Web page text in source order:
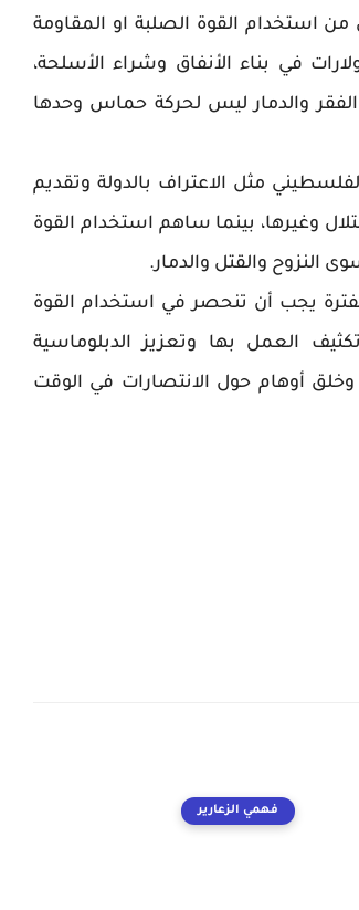
استخدام القوة الصلبة او المقاومة
في بناء الأنفاق وشراء الأسلحة،
الفقر والدمار ليس لحركة حماس وحدها
مثل الاعتراف بالدولة وتقديم
وغيرها، بينما ساهم استخدام القوة
النزوح والقتل والدمار.
يجب أن تنحصر في استخدام القوة
العمل بها وتعزيز الدبلوماسية
أوهام حول الانتصارات في الوقت
فهمي الزعارير